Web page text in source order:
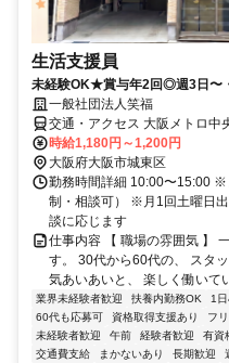
生活支援員
未経験OK★賞与年2回◎週3日〜
一般社団法人笑福
交通・アクセス 大阪メトロ中
時給1,180円～1,200円
大阪府大阪市城東区
勤務時間詳細 10:00〜15:00
制・相談可） ※月1回土曜日
談に応じます
仕事内容 【 職場の雰囲気 】
す。 30代から60代の、 スタ
気あいあいと、 楽しく働いて
業界未経験者歓迎 扶養内勤務OK 1
60代も応募可
資格取得支援あり フ
未経験者歓迎
午前 経験者歓迎 有資
交通費支給
まかないあり 長期歓迎